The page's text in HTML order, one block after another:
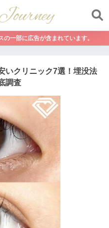
一部に広告が含まれています。
いクリニック7選！埋没法
調査